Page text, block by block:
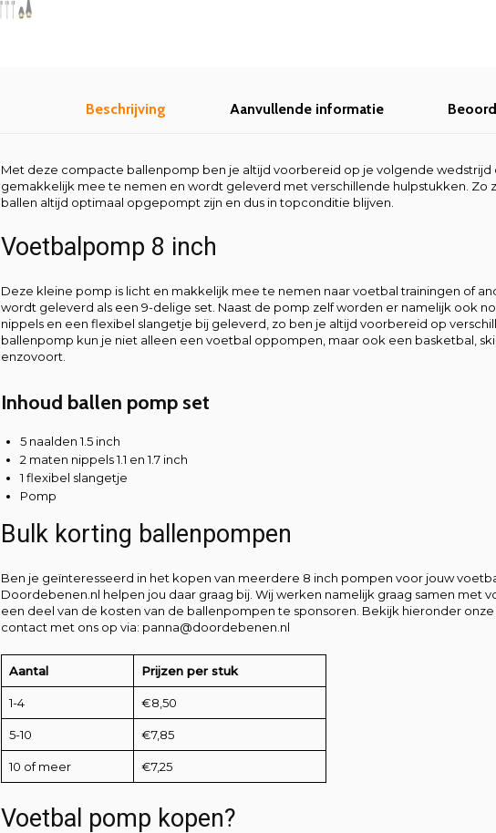
Beschrijving Aanvullende informatie
Met deze compacte ballenpomp ben je altijd voorbereid op je volgende wedstrijd
gemakkelijk mee te nemen en wordt geleverd met verschillende hulpstukken. Zo
ballen altijd optimaal opgepompt zijn en dus in topconditie blijven.
Voetbalpomp 8 inch
Deze kleine pomp is licht en makkelijk mee te nemen naar voetbal trainingen of
wordt geleverd als een 9-delige set. Naast de pomp zelf worden er namelijk ook
nippels en een flexibel slangetje bij geleverd, zo ben je altijd voorbereid op
ballenpomp kun je niet alleen een voetbal oppompen, maar ook een basketbal,
enzovoort.
Inhoud ballen pomp set
5 naalden 1.5 inch
2 maten nippels 1.1 en 1.7 inch
1 flexibel slangetje
Pomp
Bulk korting ballenpompen
Ben je geïnteresseerd in het kopen van meerdere 8 inch pompen voor jouw
Doordebenen.nl helpen jou daar graag bij. Wij werken namelijk graag samen met
een deel van de kosten van de ballenpompen te sponsoren. Bekijk hieronder
contact met ons op via: panna@doordebenen.nl
Aantal Prijzen per stuk
1-4 €8,50
5-10 €7,85
10 of meer €7,25
Voetbal pomp kopen?